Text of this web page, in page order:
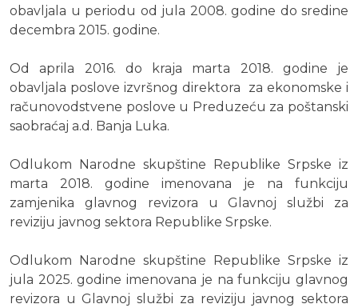
obavljala u periodu od jula 2008. godine do sredine
decembra 2015. godine.
Od aprila 2016. do kraja marta 2018. godine je
obavljala poslove izvršnog direktora za ekonomske i
računovodstvene poslove u Preduzeću za poštanski
saobraćaj a.d. Banja Luka.
Odlukom Narodne skupštine Republike Srpske iz
marta 2018. godine imenovana je na funkciju
zamjenika glavnog revizora u Glavnoj službi za
reviziju javnog sektora Republike Srpske.
Odlukom Narodne skupštine Republike Srpske iz
jula 2025. godine imenovana je na funkciju glavnog
revizora u Glavnoj službi za reviziju javnog sektora